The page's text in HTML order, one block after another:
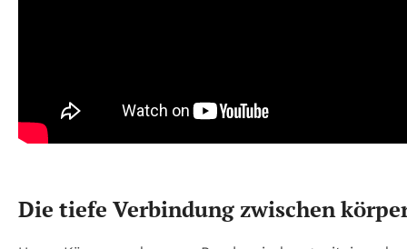
Die tiefe Verbindung zwischen